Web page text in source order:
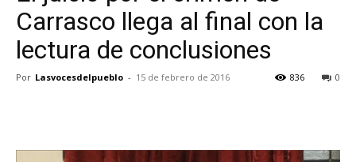
Carrasco llega al final con la
lectura de conclusiones
Por Lasvocesdelpueblo - 15 de febrero de 2016 0
836